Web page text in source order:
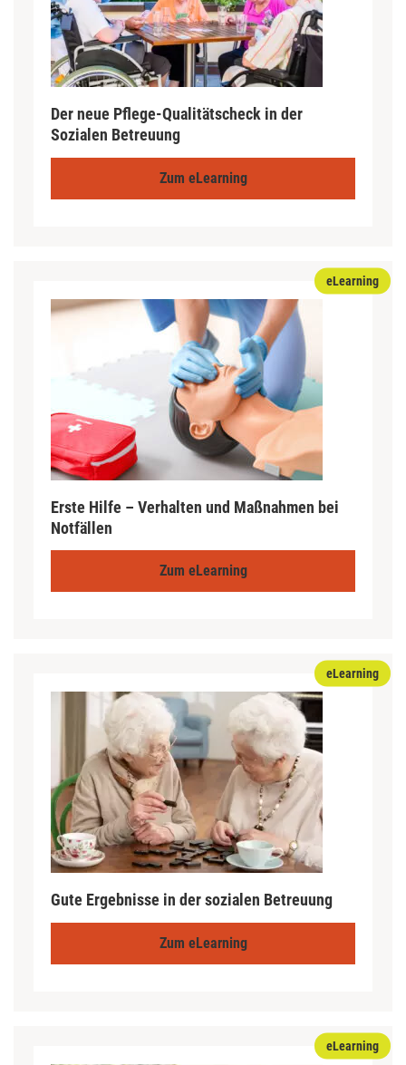
Der neue Pflege-Qualitätscheck in der
Sozialen Betreuung
Zum eLearning
eLearning
Erste Hilfe – Verhalten und Maßnahmen bei
Notfällen
Zum eLearning
eLearning
Gute Ergebnisse in der sozialen Betreuung
Zum eLearning
eLearning